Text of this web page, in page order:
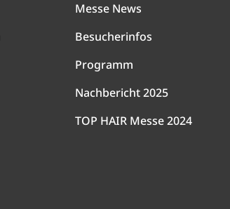
Messe News
Besucherinfos
Programm
Nachbericht 2025
TOP HAIR Messe 2024